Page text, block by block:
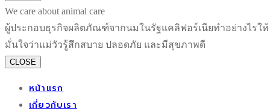
We care about animal care
ผู้ประกอบธุรกิจผลิตภัณฑ์จากนมในรัฐแคลิฟอร์เนียทำอย่างไรให้
มั่นใจว่าแม่วัวรู้สึกสบาย ปลอดภัย และมีสุขภาพดี
CLOSE
หน้าแรก
เกี่ยวกับเรา